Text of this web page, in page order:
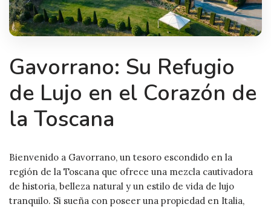
Gavorrano: Su Refugio
de Lujo en el Corazón de
la Toscana
Bienvenido a Gavorrano, un tesoro escondido en la
región de la Toscana que ofrece una mezcla cautivadora
de historia, belleza natural y un estilo de vida de lujo
tranquilo. Si sueña con poseer una propiedad en Italia,